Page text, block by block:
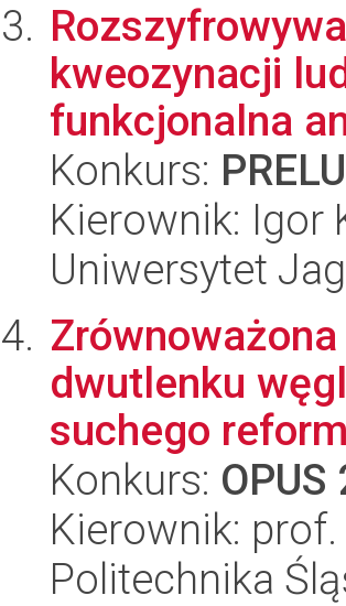
kweozynacji
funkcjonalna
Konkurs:
Kierownik: Igor
Uniwersytet
dwutlenku
suchego
Konkurs: OPUS
Kierownik:
Politechnika